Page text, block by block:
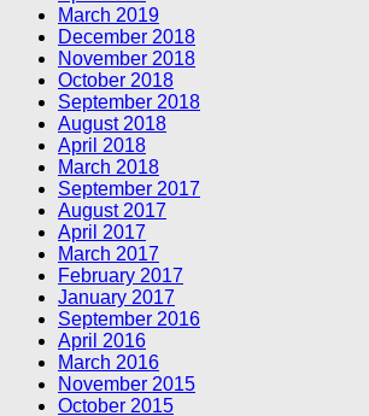
March 2019
December 2018
November 2018
October 2018
September 2018
August 2018
April 2018
March 2018
September 2017
August 2017
April 2017
March 2017
February 2017
January 2017
September 2016
April 2016
March 2016
November 2015
October 2015